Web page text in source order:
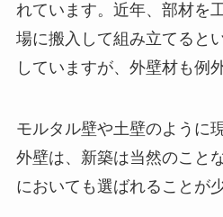
れています。近年、部材を
場に搬入して組み立てると
していますが、外壁材も例
モルタル壁や土壁のように
外壁は、新築は当然のこと
においても選ばれることが